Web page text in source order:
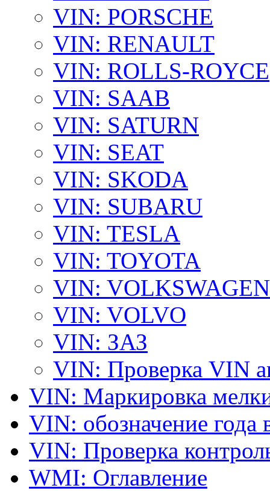
VIN: PORSCHE
VIN: RENAULT
VIN: ROLLS-ROYCE
VIN: SAAB
VIN: SATURN
VIN: SEAT
VIN: SKODA
VIN: SUBARU
VIN: TESLA
VIN: TOYOTA
VIN: VOLKSWAGEN
VIN: VOLVO
VIN: ЗАЗ
VIN: Проверка VIN
VIN: Маркировка
VIN: обозначение года
VIN: Проверка
WMI: Оглавление